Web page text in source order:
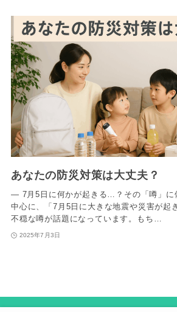
あなたの防災対策は大丈夫？
― 7月5日に何かが起きる…？その「噂」
中心に、「7月5日に大きな地震や災害が起
不穏な噂が話題になっています。もち…
2025年7月3日